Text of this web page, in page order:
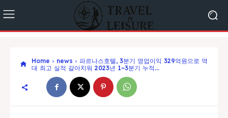
Home news
파르나스호텔, 3분기 영업이익 329억원으로 역
대 최고 실적 갈아치워 2023년 1~3분기 누적...